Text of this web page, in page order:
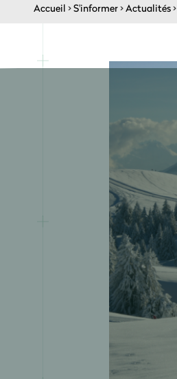
Accueil >S'informer>Actualités>